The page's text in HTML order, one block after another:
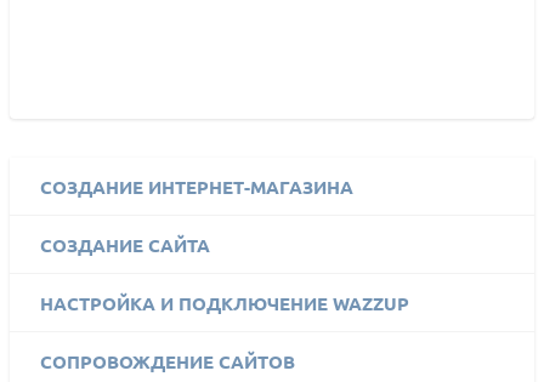
СОЗДАНИЕ ИНТЕРНЕТ-МАГАЗИНА
СОЗДАНИЕ САЙТА
НАСТРОЙКА И ПОДКЛЮЧЕНИЕ WAZZUP
СОПРОВОЖДЕНИЕ САЙТОВ